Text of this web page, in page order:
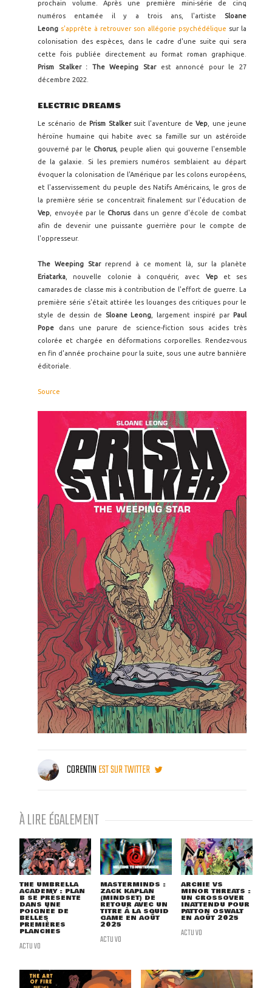
prochain volume. Après une première mini-série de cinq
numéros entamée il y a trois ans, l'artiste Sloane
Leong s'apprête à retrouver son allégorie psychédélique sur la
colonisation des espèces, dans le cadre d'une suite qui sera
cette fois publiée directement au format roman graphique.
Prism Stalker : The Weeping Starest annoncé pour le 27
décembre 2022.
ELECTRIC DREAMS
Le scénario de Prism Stalkersuit l'aventure deVep , une jeune
héroïne humaine qui habite avec sa famille sur un astéroïde
gouverné par le Chorus, peuple alien qui gouverne l'ensemble
de la galaxie. Si les premiers numéros semblaient au départ
évoquer la colonisation de l'Amérique par les colons européens,
et l'asservissement du peuple des Natifs Américains, le gros de
la première série se concentrait finalement sur l'éducation de
Vep , envoyée par le Chorusdans un genre d'école de combat
afin de devenir une puissante guerrière pour le compte de
l'oppresseur.
The Weeping Starreprend à ce moment là, sur la planète
Eriatarka , nouvelle colonie à conquérir, avec Vepet ses
camarades de classe mis à contribution de l'effort de guerre. La
première série s'était attirée les louanges des critiques pour le
style de dessin de
Sloane Leong , largement inspiré par Paul
Pope dans une parure de science-fiction sous acides très
colorée et chargée en déformations corporelles. Rendez-vous
en fin d'année prochaine pour la suite, sous une autre bannière
éditoriale.
Source
CORENTINEST SUR TWITTER
À LIRE ÉGALEMENT
THE UMBRELLA
ACADEMY : PLAN
B SE PRÉSENTE
DANS UNE
POIGNÉE DE
BELLES
PREMIÈRES
PLANCHES
ACTU VO
MASTERMINDS :
ZACK KAPLAN
(MINDSET) DE
RETOUR AVEC UN
TITRE À LA SQUID
GAME EN AOÛT
2025
ACTU VO
ARCHIE VS
MINOR THREATS :
UN CROSSOVER
INATTENDU POUR
PATTON OSWALT
EN AOÛT 2025
ACTU VO